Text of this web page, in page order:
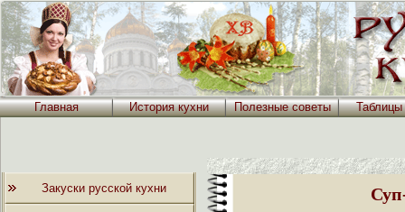
Главная История кухни Полезные советы
Закуски русской кухни